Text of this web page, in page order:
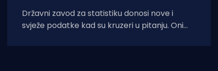
Državni zavod za statistiku donosi nove i
svježe podatke kad su kruzeri u pitanju. Oni